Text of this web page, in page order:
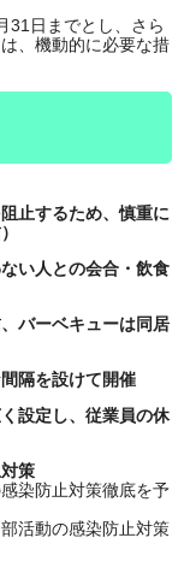
31日までとし、さら
、機動的に必要な措
止するため、慎重に
い人との会合・飲食
バーベキューは同居
隔を設けて開催
設定し、従業員の休
策
染防止対策徹底を予
活動の感染防止対策